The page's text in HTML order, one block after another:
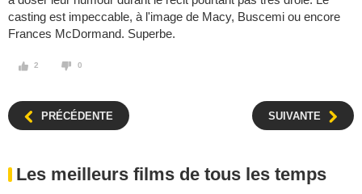
casting est impeccable, à l'image de Macy, Buscemi ou encore
Frances McDormand. Superbe.
2 0
PRÉCÉDENTE SUIVANTE
Les meilleurs films de tous les temps